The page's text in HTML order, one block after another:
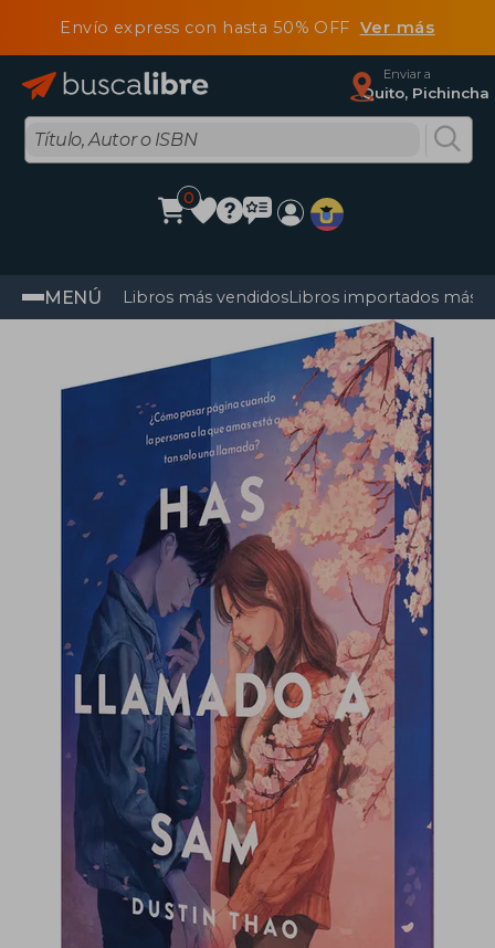
Envío express con hasta 50% OFF Ver más
Enviar a
Quito, Pichincha
0
MENÚ Libros más vendidosLibros importados más